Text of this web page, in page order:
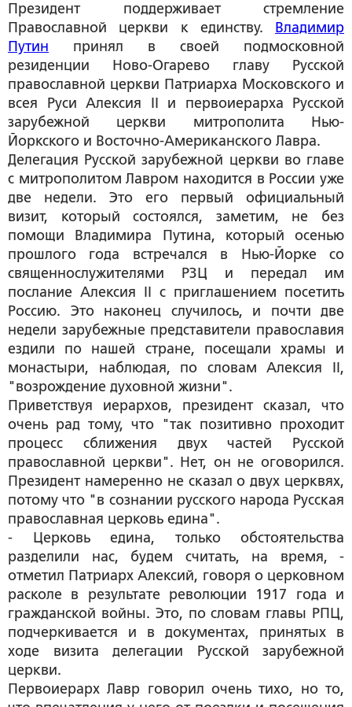
Президент поддерживает стремление
Православной церкви к единству.
Владимир
Путин принял в своей подмосковной
резиденции Ново-Огарево главу Русской
православной церкви Патриарха Московского и
всея Руси Алексия II и первоиерарха Русской
зарубежной церкви митрополита Нью-
Йоркского и Восточно-Американского Лавра.
Делегация Русской зарубежной церкви во главе
с митрополитом Лавром находится в России уже
две недели. Это его первый официальный
визит, который состоялся, заметим, не без
помощи Владимира Путина, который осенью
прошлого года встречался в Нью-Йорке со
священнослужителями РЗЦ и передал им
послание Алексия II с приглашением посетить
Россию. Это наконец случилось, и почти две
недели зарубежные представители православия
ездили по нашей стране, посещали храмы и
монастыри, наблюдая, по словам Алексия II,
"возрождение духовной жизни".
Приветствуя иерархов, президент сказал, что
очень рад тому, что "так позитивно проходит
процесс сближения двух частей Русской
православной церкви". Нет, он не оговорился.
Президент намеренно не сказал о двух церквях,
потому что "в сознании русского народа Русская
православная церковь едина".
- Церковь едина, только обстоятельства
разделили нас, будем считать, на время, -
отметил Патриарх Алексий, говоря о церковном
расколе в результате революции 1917 года и
гражданской войны. Это, по словам главы РПЦ,
подчеркивается и в документах, принятых в
ходе визита делегации Русской зарубежной
церкви.
Первоиерарх Лавр говорил очень тихо, но то,